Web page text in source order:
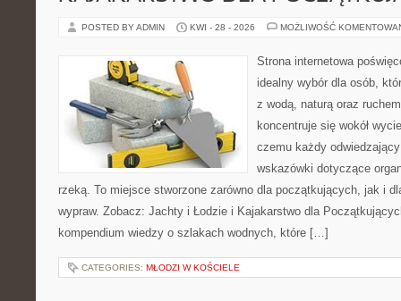
POSTED BY ADMIN KWI - 28 - 2026 MOŻLIWOŚĆ
Strona internetowa
idealny wybór dla osób,
z wodą, naturą oraz
koncentruje się wokół
czemu każdy
wskazówki dotyczące
rzeką. To miejsce stworzone zarówno dla początkujących, jak i
wypraw. Zobacz: Jachty i Łodzie i Kajakarstwo dla
kompendium wiedzy o szlakach wodnych, które […]
CATEGORIES: MŁODZI W KOŚCIELE